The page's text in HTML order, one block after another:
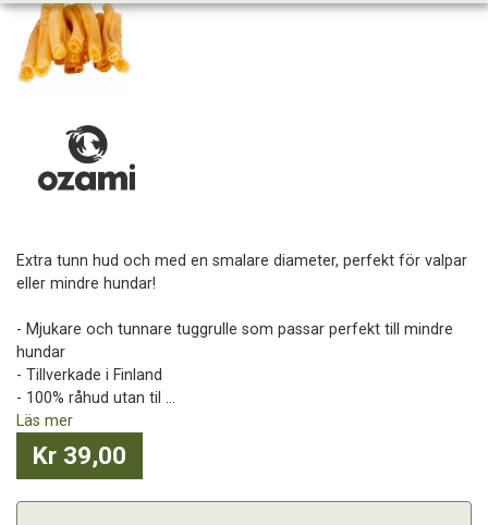
Extra tunn hud och med en smalare diameter, perfekt för valpar
eller mindre hundar!
- Mjukare och tunnare tuggrulle som passar perfekt till mindre
hundar
- Tillverkade i Finland
- 100% råhud utan til ...
Läs mer
Kr 39,00